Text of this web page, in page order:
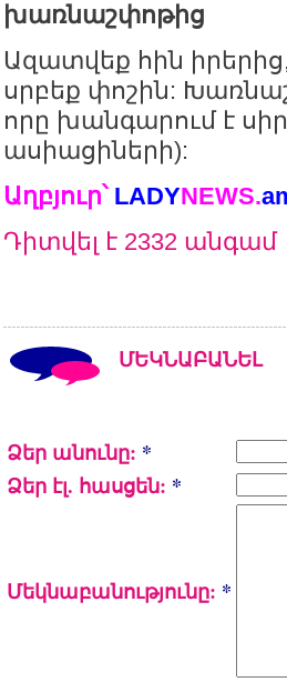
խառնաշփոթից
Ազատվեք հին
սրբեք փոշին:
որը խանգարում է
ասիացիների):
Աղբյուր՝ LADYNEWS.
Դիտվել է 2332 անգամ
ՄԵԿՆԱԲԱՆԵԼ
Ձեր անունը: *
Ձեր էլ. հասցեն: *
Մեկնաբանությունը: *